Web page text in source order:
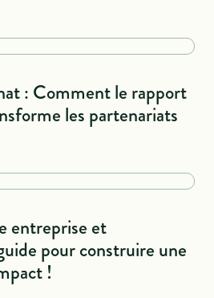
: Comment le rapport
les partenariats
entreprise et
pour construire une
!